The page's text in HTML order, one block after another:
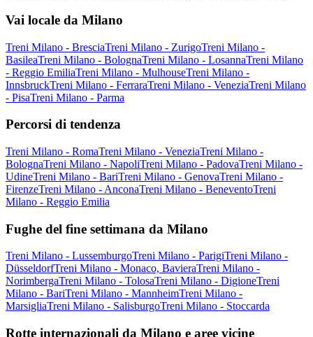
Vai locale da Milano
Treni Milano - BresciaTreni Milano - ZurigoTreni Milano -
BasileaTreni Milano - BolognaTreni Milano - LosannaTreni Milano
- Reggio EmiliaTreni Milano - MulhouseTreni Milano -
InnsbruckTreni Milano - FerraraTreni Milano - VeneziaTreni Milano
- PisaTreni Milano - Parma
Percorsi di tendenza
Treni Milano - RomaTreni Milano - VeneziaTreni Milano -
BolognaTreni Milano - NapoliTreni Milano - PadovaTreni Milano -
UdineTreni Milano - BariTreni Milano - GenovaTreni Milano -
FirenzeTreni Milano - AnconaTreni Milano - BeneventoTreni
Milano - Reggio Emilia
Fughe del fine settimana da Milano
Treni Milano - LussemburgoTreni Milano - ParigiTreni Milano -
DüsseldorfTreni Milano - Monaco, BavieraTreni Milano -
NorimbergaTreni Milano - TolosaTreni Milano - DigioneTreni
Milano - BariTreni Milano - MannheimTreni Milano -
MarsigliaTreni Milano - SalisburgoTreni Milano - Stoccarda
Rotte internazionali da Milano e aree vicine